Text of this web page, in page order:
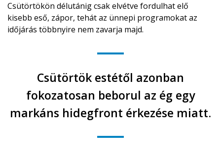
Csütörtökön délutánig csak elvétve fordulhat elő
kisebb eső, zápor, tehát az ünnepi programokat az
időjárás többnyire nem zavarja majd.
Csütörtök estétől azonban
fokozatosan beborul az ég egy
markáns hidegfront érkezése miatt.